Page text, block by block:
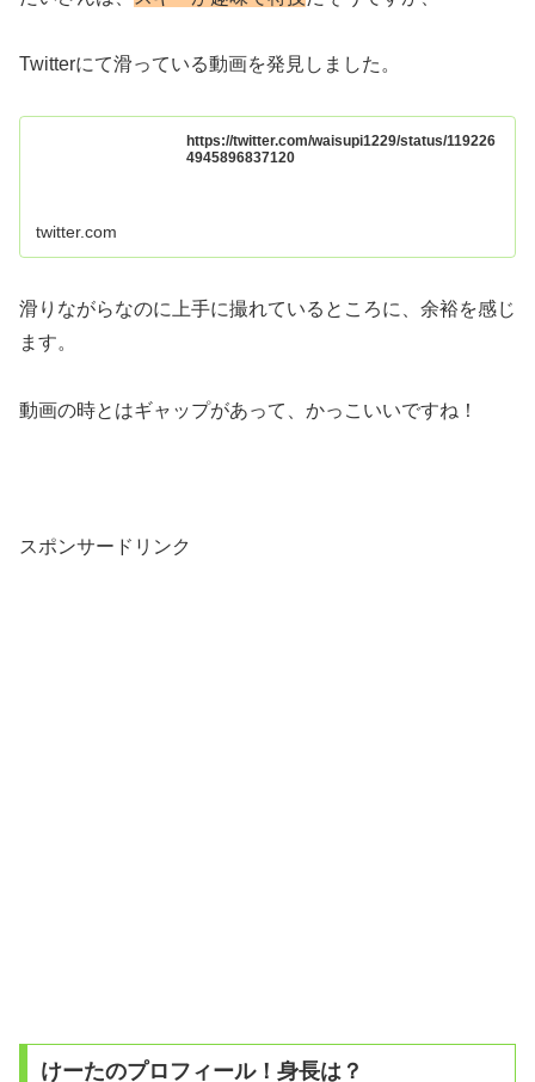
Twitterにて滑っている動画を発見しました。
https://twitter.com/waisupi1229/status/119226
4945896837120
twitter.com
滑りながらなのに上手に撮れているところに、余裕を感じ
ます。
動画の時とはギャップがあって、かっこいいですね！
スポンサードリンク
けーたのプロフィール！身長は？